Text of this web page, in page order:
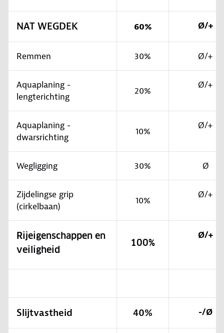
NAT WEGDEK 60% Ø/+
Remmen 30% Ø/+
Aquaplaning -
lengterichting
20%
Ø/+
Aquaplaning -
dwarsrichting
10%
Ø/+
Wegligging 30% Ø
Zijdelingse grip
(cirkelbaan)
10%
Ø/+
Rijeigenschappen en
veiligheid
100%
Ø/+
Slijtvastheid 40% -/Ø